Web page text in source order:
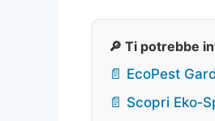
🔎 Ti potrebbe
📄 EcoPest
📄 Scopri